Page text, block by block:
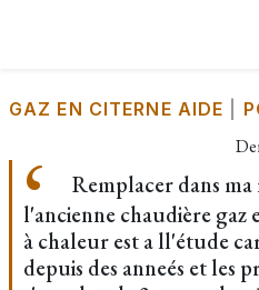
GAZ EN CITERNE AIDE
Remplacer dans
l'ancienne chaudière gaz
à chaleur est a ll'étude
depuis des anneés et les